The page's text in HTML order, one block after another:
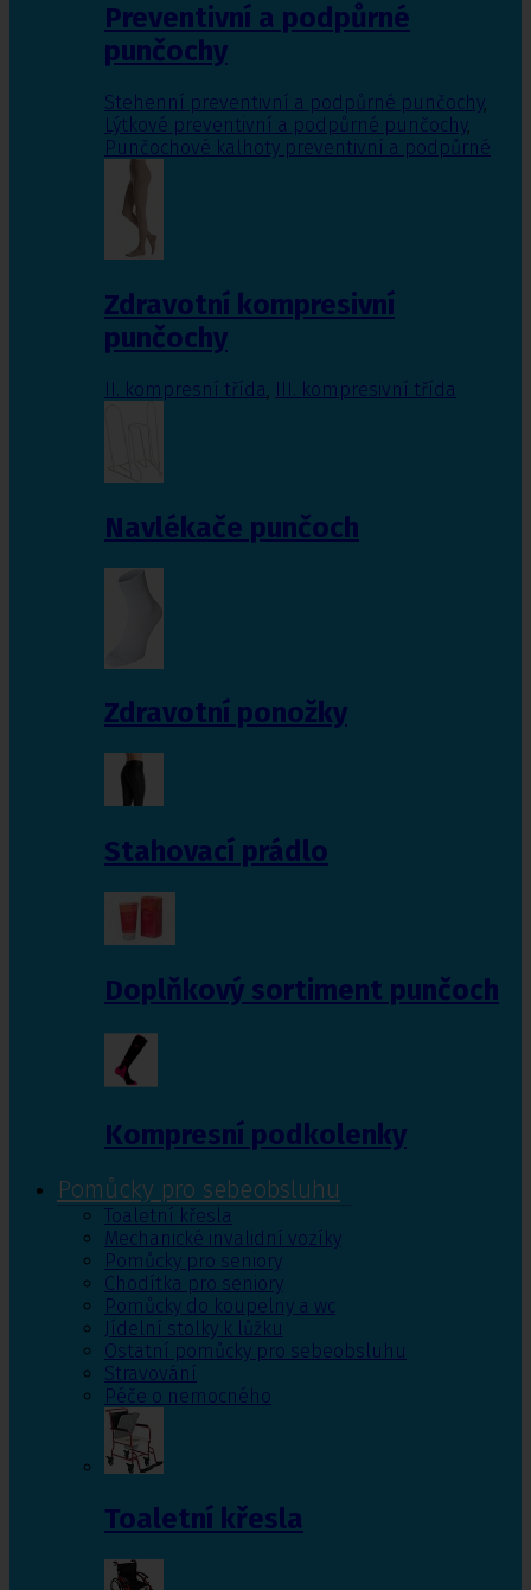
Preventivní a podpůrné
punčochy
Stehenní preventivní a podpůrné punčochy,
Lýtkové preventivní a podpůrné punčochy,
Punčochové kalhoty preventivní a podpůrné
Zdravotní kompresivní
punčochy
II. kompresní třída III. kompresivní třída
Navlékače punčoch
Zdravotní ponožky
Stahovací prádlo
Doplňkový sortiment punčoch
Kompresní podkolenky
Pomůcky pro sebeobsluhu
Toaletní křesla
Mechanické invalidní vozíky
Pomůcky pro seniory
Chodítka pro seniory
Pomůcky do koupelny a wc
Jídelní stolky k lůžku
Ostatní pomůcky pro sebeobsluhu
Stravování
Péče o nemocného
Toaletní křesla